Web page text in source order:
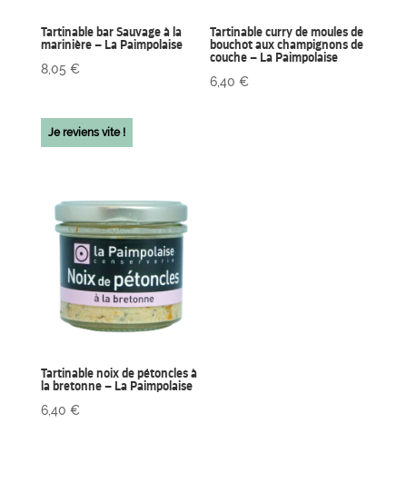
Tartinable bar Sauvage à la
marinière – La Paimpolaise
8,05 €
Tartinable curry de moules de
bouchot aux champignons de
couche – La Paimpolaise
6,40€
Je reviens vite !
Tartinable noix de pétoncles à
la bretonne – La Paimpolaise
6,40 €